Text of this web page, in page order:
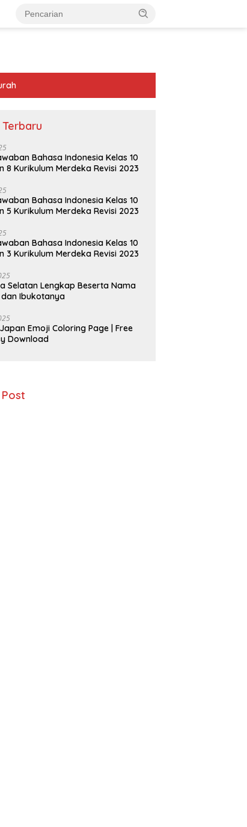
Bahasa Indonesia Kelas 10
8 Kurikulum Merdeka Revisi 2023
Bahasa Indonesia Kelas 10
5 Kurikulum Merdeka Revisi 2023
Bahasa Indonesia Kelas 10
3 Kurikulum Merdeka Revisi 2023
Selatan Lengkap Beserta Nama
Ibukotanya
Emoji Coloring Page | Free
Download